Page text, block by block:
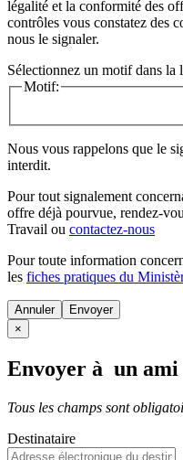
légalité et la conformité des
contrôles vous constatez des
nous le signaler.
Sélectionnez un motif dans la
Motif:
Nous vous rappelons que le
interdit.
Pour tout signalement
offre déjà pourvue, rendez-
Travail ou contactez-nous
Pour toute information
les fiches pratiques du
Annuler
×
Envoyer à un ami
Tous les champs sont
Destinataire